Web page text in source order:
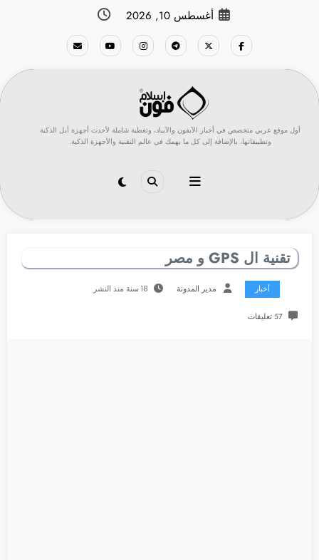
أغسطس 10, 2026
أول موقع عربي متخصص في أخبار الآيفون والآيباد، وتغطية شاملة لأحدث أجهزة أبل الذكية
وتطبيقاتها، بالإضافة إلى كل ما يهمك في عالم التقنية والأجهزة الذكية.
تقنية ال GPS و مصر
أخبار مدير المدونة 18 سنة منذ النشر
57 تعليقات